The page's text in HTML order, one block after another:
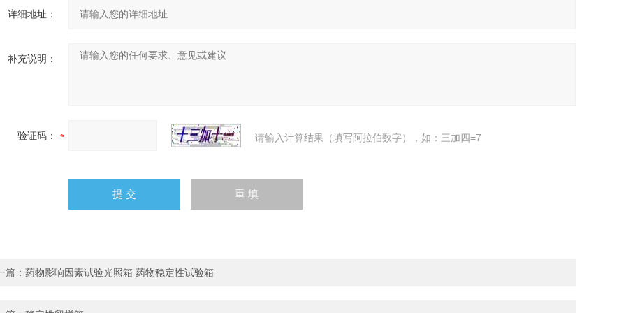
详细地址：
补充说明：
验证码： 请输入计算结果（填写阿拉伯数字），如：三加四=7
篇： 药物影响因素试验光照箱 药物稳定性试验箱